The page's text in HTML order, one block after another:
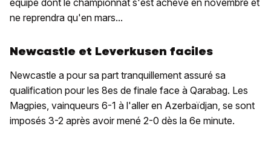
équipe dont le championnat s'est achevé en novembre et
ne reprendra qu'en mars...
Newcastle et Leverkusen faciles
Newcastle a pour sa part tranquillement assuré sa
qualification pour les 8es de finale face à Qarabag. Les
Magpies, vainqueurs 6-1 à l'aller en Azerbaïdjan, se sont
imposés 3-2 après avoir mené 2-0 dès la 6e minute.